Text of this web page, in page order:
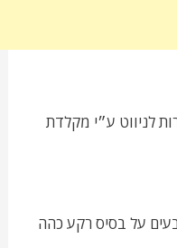
לניווט ע״י מקלדת
על בסיס רקע כהה